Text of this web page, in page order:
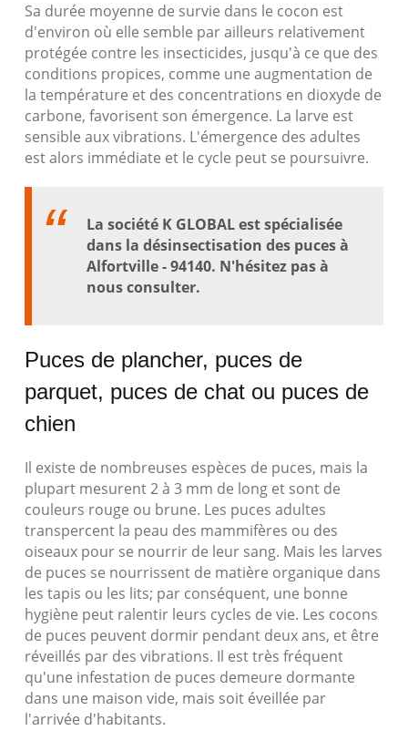
Sa durée moyenne de survie dans le cocon est
d'environ où elle semble par ailleurs relativement
protégée contre les insecticides, jusqu'à ce que des
conditions propices, comme une augmentation de
la température et des concentrations en dioxyde de
carbone, favorisent son émergence. La larve est
sensible aux vibrations. L'émergence des adultes
est alors immédiate et le cycle peut se poursuivre.
La société K GLOBAL est spécialisée
dans la désinsectisation des puces à
Alfortville - 94140. N'hésitez pas à
nous consulter.
Puces de plancher, puces de
parquet, puces de chat ou puces de
chien
Il existe de nombreuses espèces de puces, mais la
plupart mesurent 2 à 3 mm de long et sont de
couleurs rouge ou brune. Les puces adultes
transpercent la peau des mammifères ou des
oiseaux pour se nourrir de leur sang. Mais les larves
de puces se nourrissent de matière organique dans
les tapis ou les lits; par conséquent, une bonne
hygiène peut ralentir leurs cycles de vie. Les cocons
de puces peuvent dormir pendant deux ans, et être
réveillés par des vibrations. Il est très fréquent
qu'une infestation de puces demeure dormante
dans une maison vide, mais soit éveillée par
l'arrivée d'habitants.